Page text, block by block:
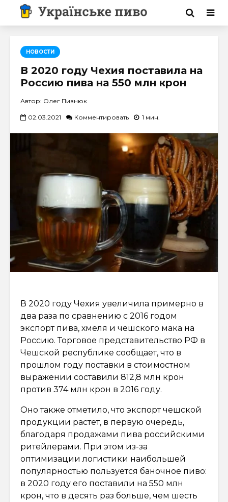
НОВОСТИ
В 2020 году Чехия поставила на
Россию пива на 550 млн крон
Автор: Олег Пивнюк
02.03.2021 Комментировать 1 мин.
В 2020 году Чехия увеличила примерно в
два раза по сравнению с 2016 годом
экспорт пива, хмеля и чешского мака на
Россию. Торговое представительство РФ в
Чешской республике сообщает, что в
прошлом году поставки в стоимостном
выражении составили 812,8 млн крон
против 374 млн крон в 2016 году.
Оно также отметило, что экспорт чешской
продукции растет, в первую очередь,
благодаря продажами пива российскими
ритейлерами. При этом из-за
оптимизации логистики наибольшей
популярностью пользуется баночное пиво:
в 2020 году его поставили на 550 млн
крон, что в десять раз больше, чем шесть